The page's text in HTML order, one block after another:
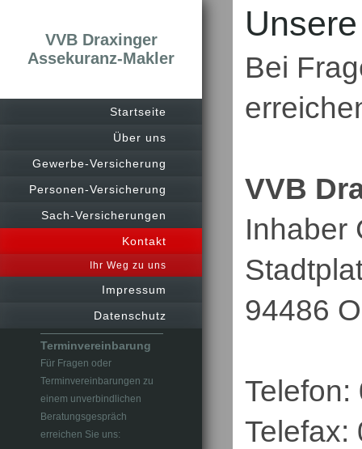
VVB Draxinger
Assekuranz-Makler
Startseite
Über uns
Gewerbe-Versicherung
Personen-Versicherung
Sach-Versicherungen
Kontakt
Ihr Weg zu uns
Impressum
Datenschutz
Terminvereinbarung
Für Fragen oder
Terminvereinbarungen zu
einem unverbindlichen
Beratungsgespräch
erreichen Sie uns:
Bei
VVB
Inhaber
94486
Telefon:
Telefax: